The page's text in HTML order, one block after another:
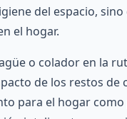
del espacio,
el hogar.
o colador en la
de los restos
para el hogar